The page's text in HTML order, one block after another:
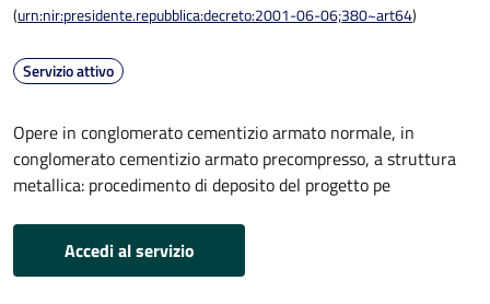
(urn:nir:presidente.repubblica:decreto:2001-06-06;380~art64)
Servizio attivo
Opere in conglomerato cementizio armato normale, in
conglomerato cementizio armato precompresso, a struttura
metallica: procedimento di deposito del progetto pe
Accedi al servizio